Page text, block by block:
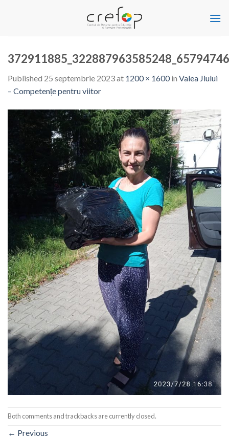
Published 25 septembrie 2023at 1200 × 1600in Valea Jiului
– Competențe pentru viitor
Both comments and trackbacks are currently closed.
← Previous